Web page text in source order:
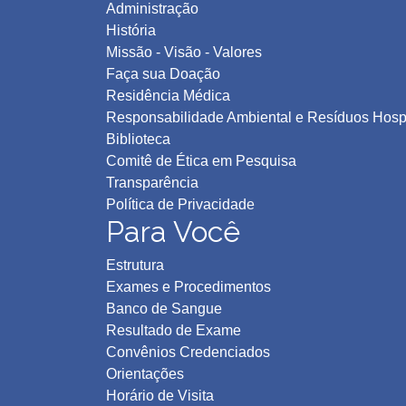
Administração
História
Missão - Visão - Valores
Faça sua Doação
Residência Médica
Responsabilidade Ambiental e Resíduos
Biblioteca
Comitê de Ética em Pesquisa
Transparência
Política de Privacidade
Para Você
Estrutura
Exames e Procedimentos
Banco de Sangue
Resultado de Exame
Convênios Credenciados
Orientações
Horário de Visita